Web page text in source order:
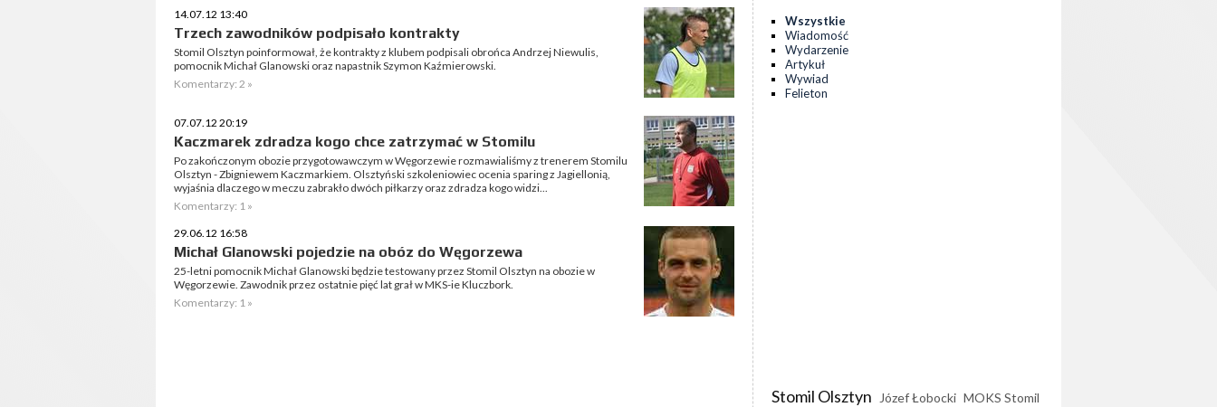
14.07.12 13:40
Trzech zawodników podpisało kontrakty
Stomil Olsztyn poinformował, że kontrakty z klubem podpisali obrońca Andrzej Niewulis,
pomocnik Michał Glanowski oraz napastnik Szymon Kaźmierowski.
Komentarzy: 2 »
07.07.12 20:19
Kaczmarek zdradza kogo chce zatrzymać w Stomilu
Po zakończonym obozie przygotowawczym w Węgorzewie rozmawialiśmy z trenerem Stomilu
Olsztyn - Zbigniewem Kaczmarkiem. Olsztyński szkoleniowiec ocenia sparing z Jagiellonią,
wyjaśnia dlaczego w meczu zabrakło dwóch piłkarzy oraz zdradza kogo widzi...
Komentarzy: 1 »
29.06.12 16:58
Michał Glanowski pojedzie na obóz do Węgorzewa
25-letni pomocnik Michał Glanowski będzie testowany przez Stomil Olsztyn na obozie w
Węgorzewie. Zawodnik przez ostatnie pięć lat grał w MKS-ie Kluczbork.
Komentarzy: 1 »
Wszystkie
Wiadomość
Wydarzenie
Artykuł
Wywiad
Felieton
Stomil Olsztyn Józef Łobocki MOKS Stomil